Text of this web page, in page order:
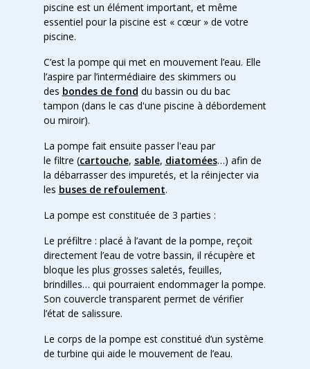
piscine est un élément important, et même
essentiel pour la piscine est « cœur » de votre
piscine.
C’est la pompe qui met en mouvement l’eau. Elle
l’aspire par l’intermédiaire des skimmers ou
des bondes de fond du bassin ou du bac
tampon (dans le cas d'une piscine à débordement
ou miroir).
La pompe fait ensuite passer l'eau par
le filtre (cartouche, sable, diatomées…) afin de
la débarrasser des impuretés, et la réinjecter via
les buses de refoulement.
La pompe est constituée de 3 parties :
Le préfiltre : placé à l’avant de la pompe, reçoit
directement l’eau de votre bassin, il récupère et
bloque les plus grosses saletés, feuilles,
brindilles… qui pourraient endommager la pompe.
Son couvercle transparent permet de vérifier
l’état de salissure.
Le corps de la pompe est constitué d’un système
de turbine qui aide le mouvement de l’eau.